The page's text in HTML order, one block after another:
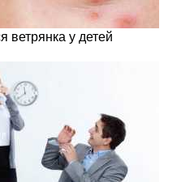
ветрянка у детей